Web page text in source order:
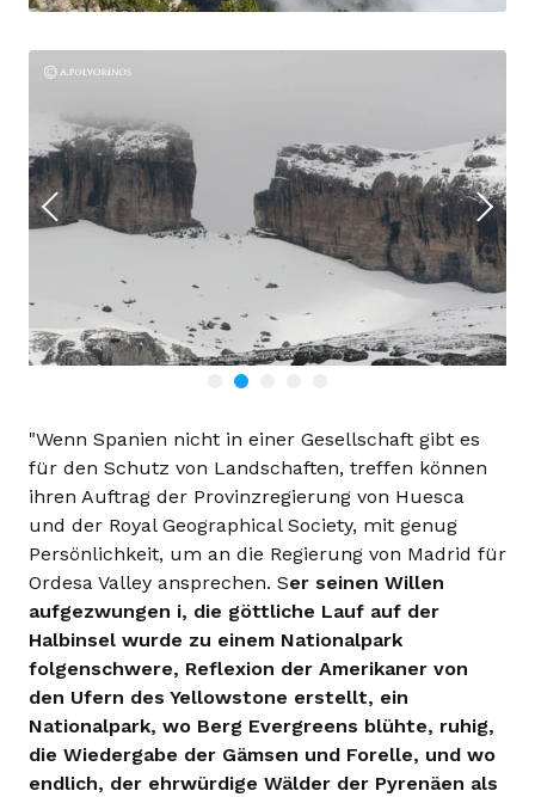
"Wenn Spanien nicht in einer Gesellschaft gibt es
für den Schutz von Landschaften, treffen können
ihren Auftrag der Provinzregierung von Huesca
und der Royal Geographical Society, mit genug
Persönlichkeit, um an die Regierung von Madrid für
Ordesa Valley ansprechen. Ser seinen Willen
aufgezwungen i, die göttliche Lauf auf der
Halbinsel wurde zu einem Nationalpark
folgenschwere, Reflexion der Amerikaner von
den Ufern des Yellowstone erstellt, ein
Nationalpark, wo Berg Evergreens blühte, ruhig,
die Wiedergabe der Gämsen und Forelle, und wo
endlich, der ehrwürdige Wälder der Pyrenäen als